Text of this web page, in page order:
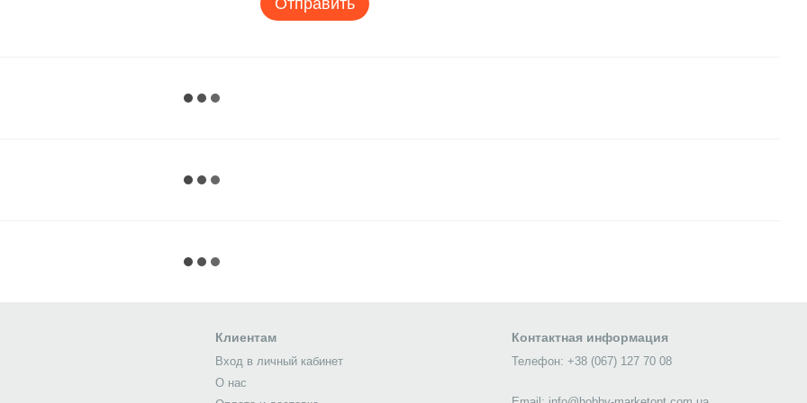
Отправить
Клиентам
Вход в личный кабинет
О нас
Контактная информация
Телефон: +38 (067) 127 70 08